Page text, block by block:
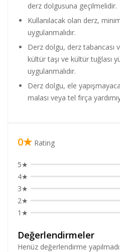
derz dolgusuna geçilmelidir.
Kullanılacak olan derz,
uygulanmalıdır.
Derz dolgu, derz tabancası
kültür taşı ve kültür tuğlası
uygulanmalıdır.
Derz dolgu, ele
malası veya tel fırça
0★ Rating
5★
4★
3★
2★
1★
Değerlendirmeler
Henüz değerlendirme yapılmadı.